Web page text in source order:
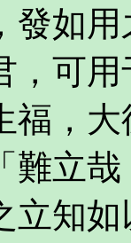
發如
，可
福，
難立哉
立知